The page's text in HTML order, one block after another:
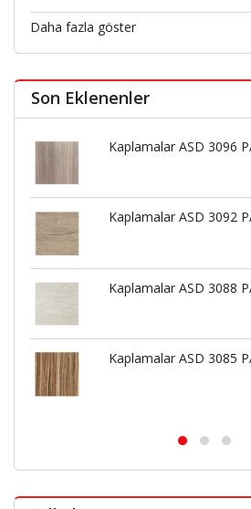
Daha fazla göster
Son Eklenenler
Kaplamalar ASD 3096
Kaplamalar ASD 3092
Kaplamalar ASD 3088
Kaplamalar ASD 3085